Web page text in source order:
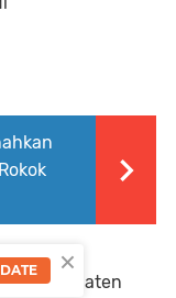
Kabupaten
×